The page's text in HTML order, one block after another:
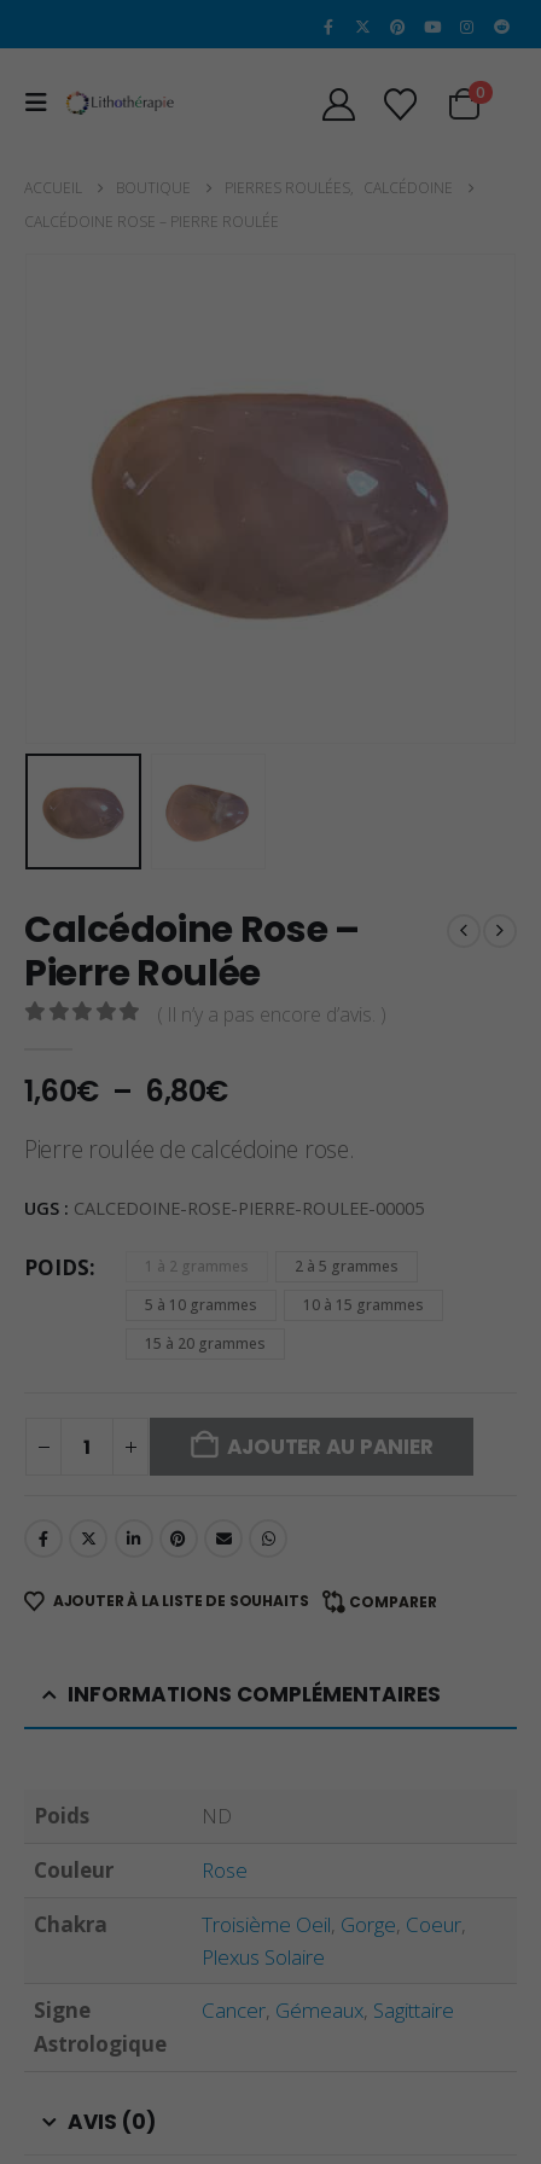
0
ACCUEIL BOUTIQUE PIERRES ROULÉES, CALCÉDOINE
CALCÉDOINE ROSE – PIERRE ROULÉE
Calcédoine Rose –
Pierre Roulée
( Il n’y a pas encore d’avis. )
1,60€ – 6,80€Plage
prix :
à
Pierre roulée de calcédoine rose.
UGS : CALCEDOINE-ROSE-PIERRE-ROULEE-00005
POIDS 1 à 2 grammes
2 à 5 grammes
5 à 10 grammes
10 à 15 grammes
15 à 20 grammes
AJOUTER AU PANIER
AJOUTER À LA LISTE DE SOUHAITS COMPARER
INFORMATIONS COMPLÉMENTAIRES
Poids
ND
Couleur
Rose
Chakra
Troisième Oeil, Gorge, Coeur,
Plexus Solaire
Signe
Astrologique
Cancer, Gémeaux, Sagittaire
AVIS (0)